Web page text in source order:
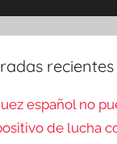
recientes
español no
de lucha